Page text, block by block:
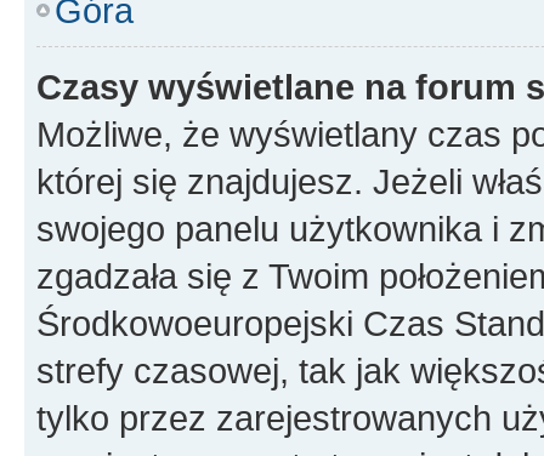
Góra
Czasy wyświetlane na forum
Możliwe, że wyświetlany czas
której się znajdujesz. Jeżeli
swojego panelu użytkownika i
zgadzała się z Twoim
Środkowoeuropejski Czas
strefy czasowej, tak jak
tylko przez zarejestrowanych